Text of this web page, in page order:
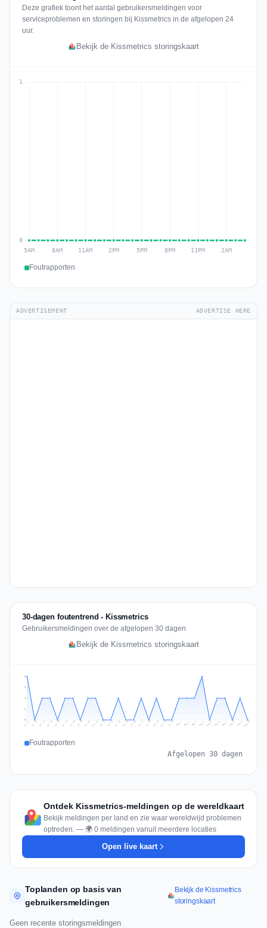
Deze grafiek toont het aantal gebruikersmeldingen voor
serviceproblemen en storingen bij Kissmetrics in de afgelopen 24
uur.
Bekijk de Kissmetrics storingskaart
Foutrapporten
ADVERTISEMENT ADVERTISE HERE
30-dagen foutentrend - Kissmetrics
Gebruikersmeldingen over de afgelopen 30 dagen
Bekijk de Kissmetrics storingskaart
1
1
2
2
Jul 12 Jul 13 Jul 14 Jul 15 Jul 16 Jul 17 Jul 18 Jul 19 Jul 20 Jul 21 Jul 22 Jul 23 Jul 24 Jul 25 Jul 26 Jul 27 Jul 28 Jul 29 Jul 30 Jul 31 Aug 1 Aug 2 Aug 3 Aug 4 Aug 5 Aug 6 Aug 7 Aug 8 Aug 9 Aug 10
Foutrapporten
Afgelopen 30 dagen
Ontdek Kissmetrics-meldingen op de wereldkaart
Bekijk meldingen per land en zie waar wereldwijd problemen
optreden. — 🌍 0 meldingen vanuit meerdere locaties
Open live kaart
Toplanden op basis van
gebruikersmeldingen
Bekijk de Kissmetrics
storingskaart
Geen recente storingsmeldingen